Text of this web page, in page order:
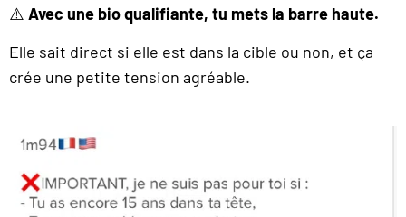
⚠️ Avec une bio qualifiante, tu mets la barre haute.
Elle sait direct si elle est dans la cible ou non, et ça
crée une petite tension agréable.